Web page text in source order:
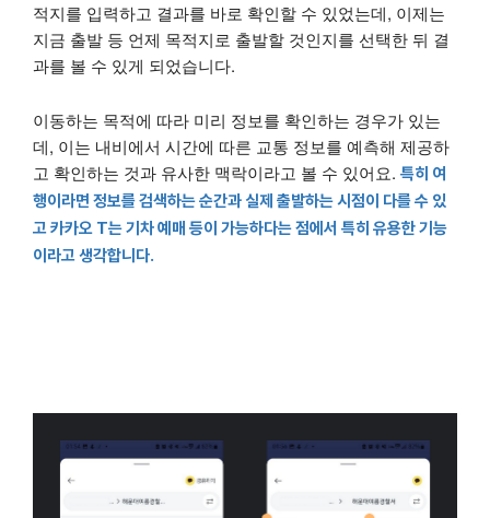
적지를 입력하고 결과를 바로 확인할 수 있었는데, 이제는
지금 출발 등 언제 목적지로 출발할 것인지를 선택한 뒤 결
과를 볼 수 있게 되었습니다.
이동하는 목적에 따라 미리 정보를 확인하는 경우가 있는
데, 이는 내비에서 시간에 따른 교통 정보를 예측해 제공하
고 확인하는 것과 유사한 맥락이라고 볼 수 있어요. 특히 여
행이라면 정보를 검색하는 순간과 실제 출발하는 시점이 다를 수 있
고 카카오 T는 기차 예매 등이 가능하다는 점에서 특히 유용한 기능
이라고 생각합니다.